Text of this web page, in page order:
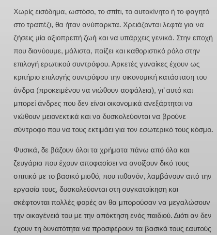
Χωρίς εισόδημα, ωστόσο, το σπίτι, το αυτοκίνητο ή το φαγητό
στο τραπέζι, θα ήταν ανύπαρκτα. Χρειάζονται λεφτά για να
ζήσεις μία αξιοπρεπή ζωή και να υπάρχεις γενικά. Στην εποχή
που διανύουμε, μάλιστα, παίζει και καθοριστικό ρόλο στην
επιλογή ερωτικού συντρόφου. Αρκετές γυναίκες έχουν ως
κριτήριο επιλογής συντρόφου την οικονομική κατάσταση του
άνδρα (προκειμένου να νιώθουν ασφάλεια), γι’ αυτό και
μπορεί άνδρες που δεν είναι οικονομικά ανεξάρτητοι να
νιώθουν μειονεκτικά και να δυσκολεύονται να βρούνε
σύντροφο που να τους εκτιμάει για τον εσωτερικό τους κόσμο.
Φυσικά, δε βάζουν όλοι τα χρήματα πάνω από όλα και
ζευγάρια που έχουν αποφασίσει να ανοίξουν δικό τους
σπιτικό με το βασικό μισθό, που πιθανόν, λαμβάνουν από την
εργασία τους, δυσκολεύονται στη συγκατοίκηση και
σκέφτονται πολλές φορές αν θα μπορούσαν να μεγαλώσουν
την οικογένειά του με την απόκτηση ενός παιδιού. Διότι αν δεν
έχουν τη δυνατότητα να προσφέρουν τα βασικά τους εαυτούς